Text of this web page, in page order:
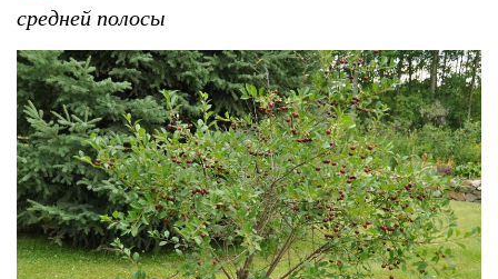
средней полосы